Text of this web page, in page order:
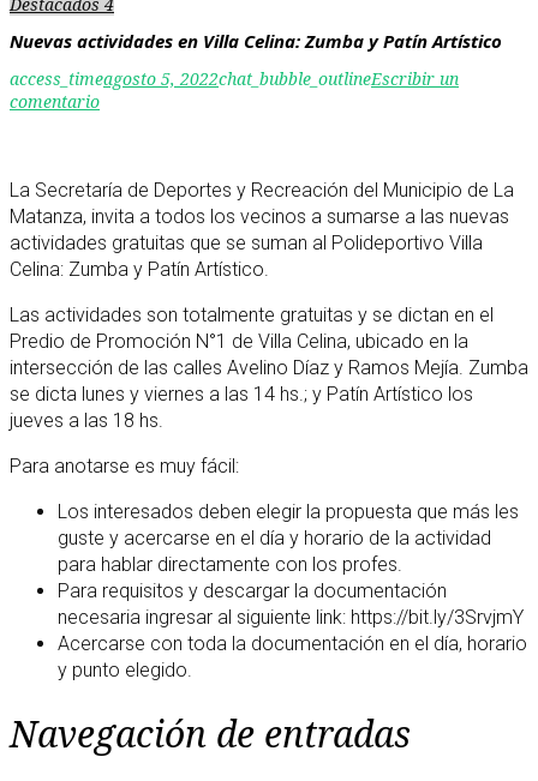
Nuevas actividades en Villa Celina: Zumba y Patín Artístico
access_timeagosto 5, 2022chat_bubble_outlineEscribir un
comentario
La Secretaría de Deportes y Recreación del Municipio de La
Matanza, invita a todos los vecinos a sumarse a las nuevas
actividades gratuitas que se suman al Polideportivo Villa
Celina: Zumba y Patín Artístico.
Las actividades son totalmente gratuitas y se dictan en el
Predio de Promoción N°1 de Villa Celina, ubicado en la
intersección de las calles Avelino Díaz y Ramos Mejía. Zumba
se dicta lunes y viernes a las 14 hs.; y Patín Artístico los
jueves a las 18 hs.
Para anotarse es muy fácil:
Los interesados deben elegir la propuesta que más les
guste y acercarse en el día y horario de la actividad
para hablar directamente con los profes.
Para requisitos y descargar la documentación
necesaria ingresar al siguiente link: https://bit.ly/3SrvjmY
Acercarse con toda la documentación en el día, horario
y punto elegido.
Navegación de entradas